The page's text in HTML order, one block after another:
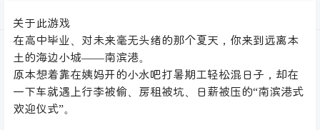
关于此游戏
在高中毕业、对未来毫无头绪的那个夏天，你来到远离本
土的海边小城——南滨港。
原本想着靠在姨妈开的小水吧打暑期工轻松混日子，却在
一下车就遇上行李被偷、房租被坑、日薪被压的“南滨港式
欢迎仪式”。